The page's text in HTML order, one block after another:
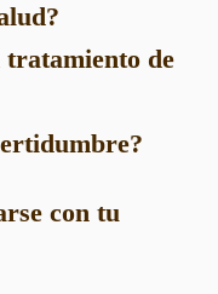
tratamiento de
con tu